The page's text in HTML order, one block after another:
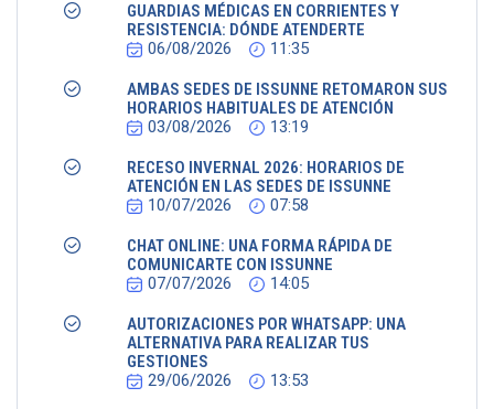
GUARDIAS MÉDICAS EN CORRIENTES Y
RESISTENCIA: DÓNDE ATENDERTE
06/08/2026
11:35
AMBAS SEDES DE ISSUNNE RETOMARON SUS
HORARIOS HABITUALES DE ATENCIÓN
03/08/2026
13:19
RECESO INVERNAL 2026: HORARIOS DE
ATENCIÓN EN LAS SEDES DE ISSUNNE
10/07/2026
07:58
CHAT ONLINE: UNA FORMA RÁPIDA DE
COMUNICARTE CON ISSUNNE
07/07/2026
14:05
AUTORIZACIONES POR WHATSAPP: UNA
ALTERNATIVA PARA REALIZAR TUS
GESTIONES
29/06/2026
13:53